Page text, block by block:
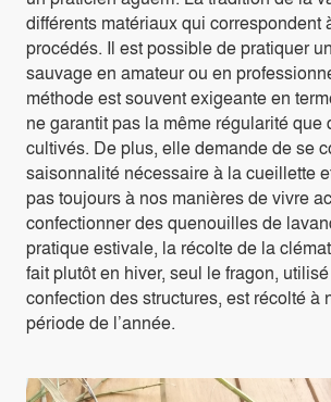
différents matériaux qui correspondent
procédés. Il est possible de pratiquer
sauvage en amateur ou en
méthode est souvent exigeante en
ne garantit pas la même régularité que
cultivés. De plus, elle demande de se
saisonnalité nécessaire à la cueillette
pas toujours à nos manières de vivre
confectionner des quenouilles de
pratique estivale, la récolte de la
fait plutôt en hiver, seul le fragon,
confection des structures, est récolté à
période de l’année.